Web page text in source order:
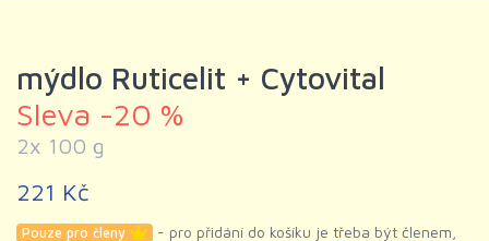
mýdlo Ruticelit + Cytovital
Sleva -20 %
2x 100 g
221 Kč
Pouze pro členy
- pro přidání do košíku je třeba být členem,